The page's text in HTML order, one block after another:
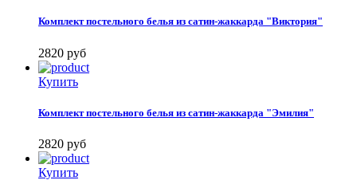
Комплект постельного белья из сатин-жаккарда "Виктория"
2820 руб
Купить
Комплект постельного белья из сатин-жаккарда "Эмилия"
2820 руб
Купить